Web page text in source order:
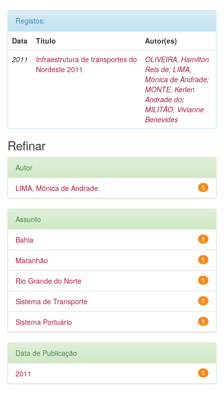
Registos:
Data
Título
Autor(es)
2011
Infraestrutura de transportes do
Nordeste 2011
OLIVEIRA, Hamilton
Reis de; LIMA,
Mônica de Andrade;
MONTE, Kerlen
Andrade do;
MILITÃO, Vivianne
Benevides
Refinar
Autor
1
LIMA, Mônica de Andrade
Assunto
1
Bahia
1
Maranhão
1
Rio Grande do Norte
1
Sistema de Transporte
1
Sistema Portuário
Data de Publicação
1
2011